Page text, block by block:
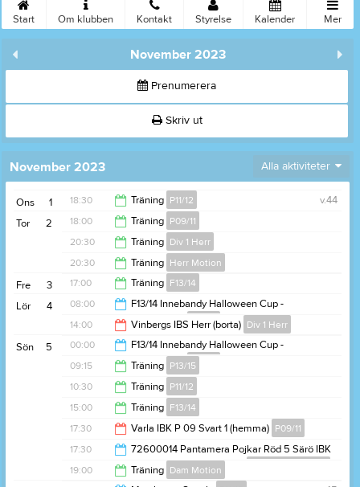
Start Om klubben Kontakt Styrelse Kalender Mer
November 2023
Prenumerera
Skriv ut
November 2023 Alla aktiviteter
1
Ons v.44
18:30 Träning P11/12
20:00
2
Tor 18:00 Träning P09/11
19:15
20:30 Träning Div 1 Herr
22:00
20:30 Träning Herr Motion
22:00
3
Fre 17:00 Träning F13/14
18:15
4
Lör 08:00
F13/14 Innebandy Halloween Cup -
Intresseanmälan F13/14
00:00
14:00 Vinbergs IBS Herr (borta) Div 1 Herr
16:00
5
Sön 00:00
F13/14 Innebandy Halloween Cup -
Intresseanmälan F13/14
16:00
09:15 Träning P13/15
10:30
10:30 Träning P11/12
12:00
15:00 Träning F13/14
16:30
17:30 Varla IBK P 09 Svart 1 (hemma) P09/11
19:30
17:30
72600014 Pantamera Pojkar Röd 5 Särö IBK
P08/10* Varla IBK P 09 Svart 1
19:00 Träning Dam Motion